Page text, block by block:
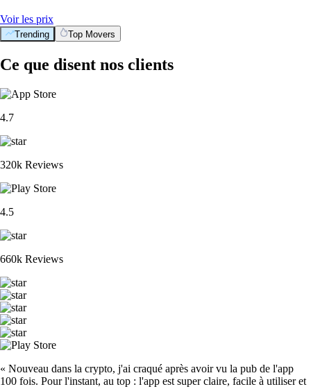
Voir les prix
Trending Top Movers
Ce que disent nos clients
4.7
320k Reviews
4.5
660k Reviews
« Nouveau dans la crypto, j'ai craqué après avoir vu la pub de l'app
100 fois. Pour l'instant, au top : l'app est super claire, facile à utiliser et